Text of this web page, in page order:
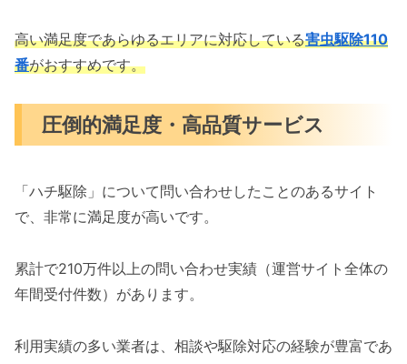
高い満足度であらゆるエリアに対応している害虫駆除110
番がおすすめです。
圧倒的満足度・高品質サービス
「ハチ駆除」について問い合わせしたことのあるサイト
で、非常に満足度が高いです。
累計で210万件以上の問い合わせ実績（運営サイト全体の
年間受付件数）があります。
利用実績の多い業者は、相談や駆除対応の経験が豊富であ